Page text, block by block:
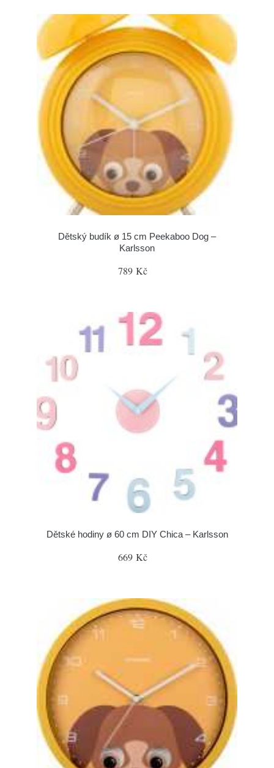
Dětský budík ø 15 cm Peekaboo Dog –
Karlsson
789 Kč
Dětské hodiny ø 60 cm DIY Chica – Karlsson
669 Kč